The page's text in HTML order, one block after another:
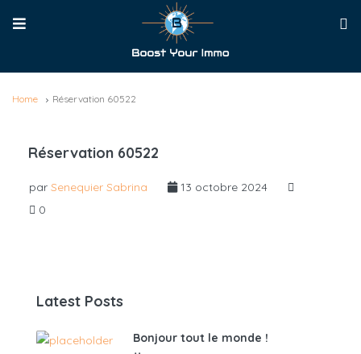
Home Réservation 60522
Réservation 60522
par Senequier Sabrina
13 octobre 2024
0
Latest Posts
Bonjour tout le monde !